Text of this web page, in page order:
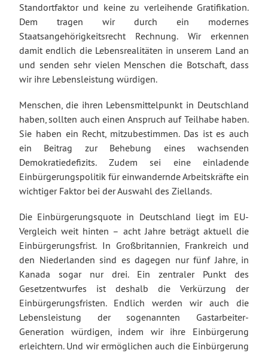
Standortfaktor und keine zu verleihende Gratifikation.
Dem tragen wir durch ein modernes
Staatsangehörigkeitsrecht Rechnung. Wir erkennen
damit endlich die Lebensrealitäten in unserem Land an
und senden sehr vielen Menschen die Botschaft, dass
wir ihre Lebensleistung würdigen.
Menschen, die ihren Lebensmittelpunkt in Deutschland
haben, sollten auch einen Anspruch auf Teilhabe haben.
Sie haben ein Recht, mitzubestimmen. Das ist es auch
ein Beitrag zur Behebung eines wachsenden
Demokratiedefizits. Zudem sei eine einladende
Einbürgerungspolitik für einwandernde Arbeitskräfte ein
wichtiger Faktor bei der Auswahl des Ziellands.
Die Einbürgerungsquote in Deutschland liegt im EU-
Vergleich weit hinten – acht Jahre beträgt aktuell die
Einbürgerungsfrist. In Großbritannien, Frankreich und
den Niederlanden sind es dagegen nur fünf Jahre, in
Kanada sogar nur drei. Ein zentraler Punkt des
Gesetzentwurfes ist deshalb die Verkürzung der
Einbürgerungsfristen. Endlich werden wir auch die
Lebensleistung der sogenannten Gastarbeiter-
Generation würdigen, indem wir ihre Einbürgerung
erleichtern. Und wir ermöglichen auch die Einbürgerung